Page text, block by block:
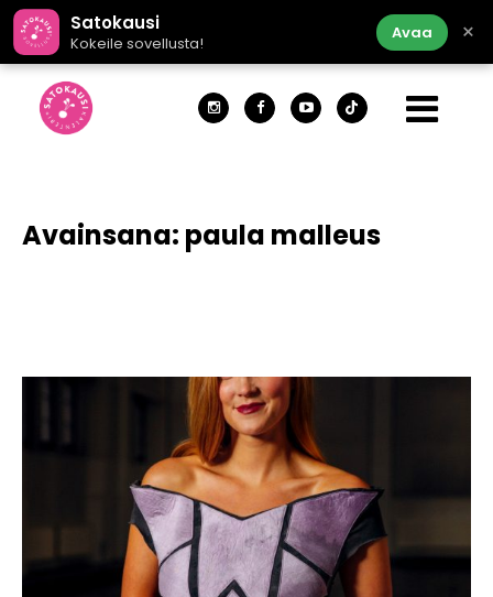
Satokausi
Kokeile sovellusta!
Avaa ×
Avainsana: paula malleus